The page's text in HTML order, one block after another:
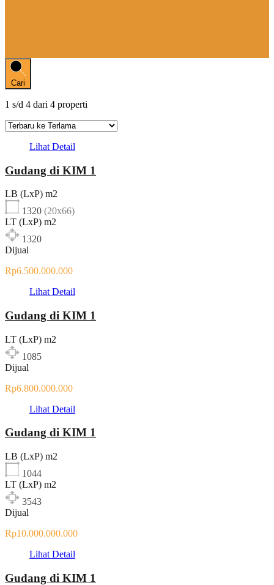
Cari
1 s/d 4 dari 4 properti
Lihat Detail
Gudang di KIM 1
LB (LxP) m2
1320 (20x66)
LT (LxP) m2
1320
Dijual
Rp6.500.000.000
Lihat Detail
Gudang di KIM 1
LT (LxP) m2
1085
Dijual
Rp6.800.000.000
Lihat Detail
Gudang di KIM 1
LB (LxP) m2
1044
LT (LxP) m2
3543
Dijual
Rp10.000.000.000
Lihat Detail
Gudang di KIM 1